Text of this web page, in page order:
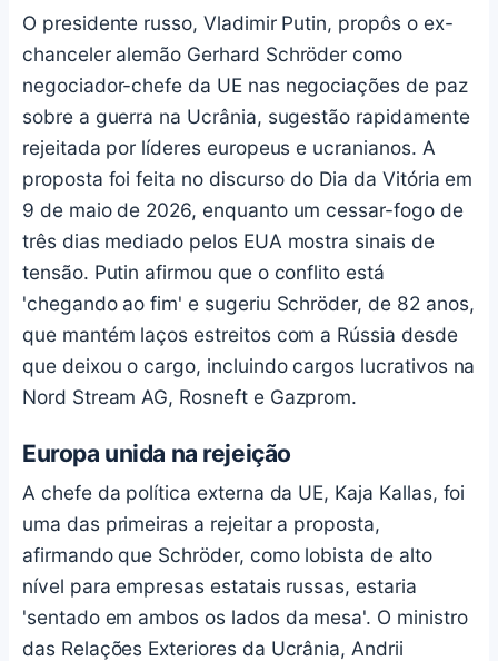
O presidente russo, Vladimir Putin, propôs o ex-
chanceler alemão Gerhard Schröder como
negociador-chefe da UE nas negociações de paz
sobre a guerra na Ucrânia, sugestão rapidamente
rejeitada por líderes europeus e ucranianos. A
proposta foi feita no discurso do Dia da Vitória em
9 de maio de 2026, enquanto um cessar-fogo de
três dias mediado pelos EUA mostra sinais de
tensão. Putin afirmou que o conflito está
'chegando ao fim' e sugeriu Schröder, de 82 anos,
que mantém laços estreitos com a Rússia desde
que deixou o cargo, incluindo cargos lucrativos na
Nord Stream AG, Rosneft e Gazprom.
Europa unida na rejeição
A chefe da política externa da UE, Kaja Kallas, foi
uma das primeiras a rejeitar a proposta,
afirmando que Schröder, como lobista de alto
nível para empresas estatais russas, estaria
'sentado em ambos os lados da mesa'. O ministro
das Relações Exteriores da Ucrânia, Andrii